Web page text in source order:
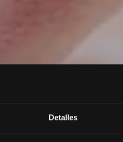
Detalles